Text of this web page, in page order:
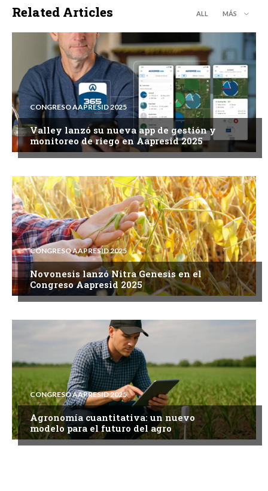
Related Articles ALL MÁS
CONGRESO AAPRESID 2025
Valley lanzó su nueva app de gestión y
monitoreo de riego en Aapresid 2025
CONGRESO AAPRESID 2025
Novonesis lanzó Nitra Genesis en el
Congreso Aapresid 2025
CONGRESO AAPRESID 2025
Agronomía cuantitativa: un nuevo
modelo para el futuro del agro